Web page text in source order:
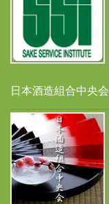
日本酒造組合中央会